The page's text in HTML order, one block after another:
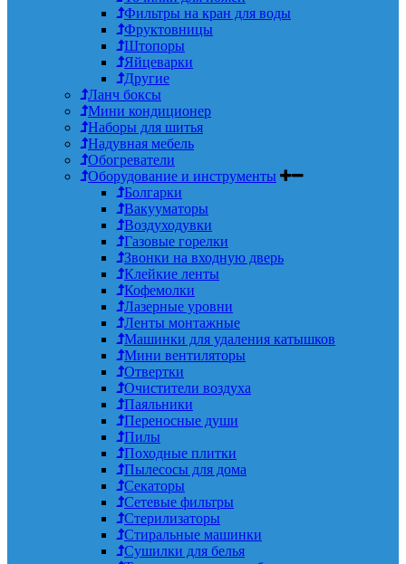
Фильтры на кран для воды
Фруктовницы
Штопоры
Яйцеварки
Другие
Ланч боксы
Мини кондиционер
Наборы для шитья
Надувная мебель
Обогреватели
Оборудование и инструменты
Болгарки
Вакууматоры
Воздуходувки
Газовые горелки
Звонки на входную дверь
Клейкие ленты
Кофемолки
Лазерные уровни
Ленты монтажные
Машинки для удаления катышков
Мини вентиляторы
Отвертки
Очистители воздуха
Паяльники
Переносные души
Пилы
Походные плитки
Пылесосы для дома
Секаторы
Сетевые фильтры
Стерилизаторы
Стиральные машинки
Сушилки для белья